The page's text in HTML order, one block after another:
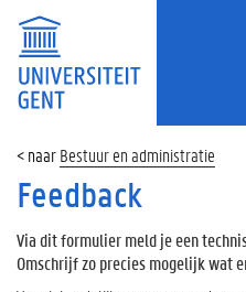
Bestuur en administratie
Feedback
Via dit formulier meld je een
Omschrijf zo precies mogelijk wat